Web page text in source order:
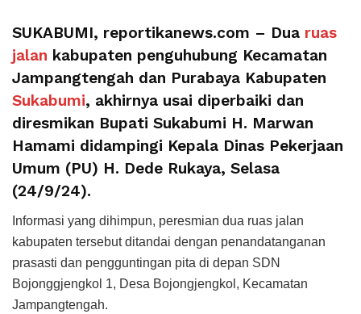
SUKABUMI, reportikanews.com – Dua ruas
jalan kabupaten penguhubung Kecamatan
Jampangtengah dan Purabaya Kabupaten
Sukabumi, akhirnya usai diperbaiki dan
diresmikan Bupati Sukabumi H. Marwan
Hamami didampingi Kepala Dinas Pekerjaan
Umum (PU) H. Dede Rukaya, Selasa
(24/9/24).
Informasi yang dihimpun, peresmian dua ruas jalan
kabupaten tersebut ditandai dengan penandatanganan
prasasti dan pengguntingan pita di depan SDN
Bojonggjengkol 1, Desa Bojongjengkol, Kecamatan
Jampangtengah.